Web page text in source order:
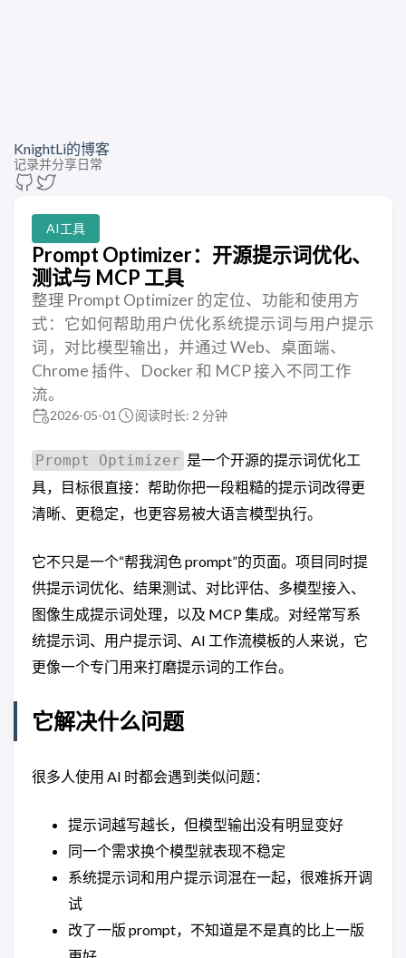
KnightLi的博客
记录并分享日常
AI工具
Prompt Optimizer：开源提示词优化、
测试与 MCP 工具
整理 Prompt Optimizer 的定位、功能和使用方
式：它如何帮助用户优化系统提示词与用户提示
词，对比模型输出，并通过 Web、桌面端、
Chrome 插件、Docker 和 MCP 接入不同工作
流。
2026-05-01 阅读时长: 2 分钟
Prompt Optimizer 是一个开源的提示词优化工
具，目标很直接：帮助你把一段粗糙的提示词改得更
清晰、更稳定，也更容易被大语言模型执行。
它不只是一个“帮我润色 prompt”的页面。项目同时提
供提示词优化、结果测试、对比评估、多模型接入、
图像生成提示词处理，以及 MCP 集成。对经常写系
统提示词、用户提示词、AI 工作流模板的人来说，它
更像一个专门用来打磨提示词的工作台。
它解决什么问题
很多人使用 AI 时都会遇到类似问题：
提示词越写越长，但模型输出没有明显变好
同一个需求换个模型就表现不稳定
系统提示词和用户提示词混在一起，很难拆开调
试
改了一版 prompt，不知道是不是真的比上一版